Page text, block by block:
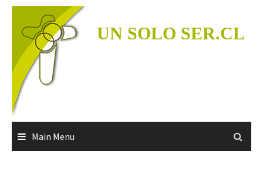
Skip
content
UN SOLO SER.CL
Main Menu